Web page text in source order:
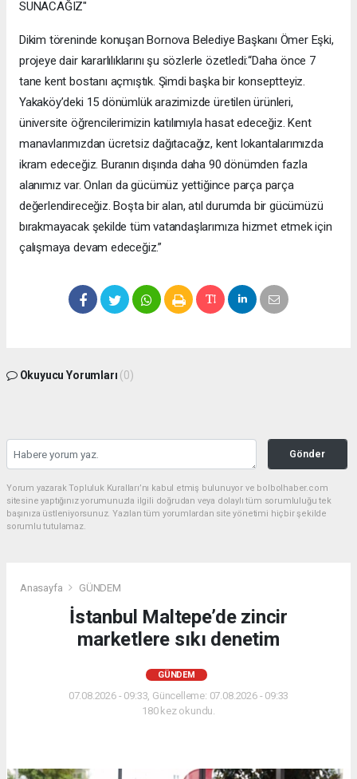
SUNACAĞIZ"
Dikim töreninde konuşan Bornova Belediye Başkanı Ömer Eşki,
projeye dair kararlılıklarını şu sözlerle özetledi:“Daha önce 7
tane kent bostanı açmıştık. Şimdi başka bir konseptteyiz.
Yakaköy’deki 15 dönümlük arazimizde üretilen ürünleri,
üniversite öğrencilerimizin katılımıyla hasat edeceğiz. Kent
manavlarımızdan ücretsiz dağıtacağız, kent lokantalarımızda
ikram edeceğiz. Buranın dışında daha 90 dönümden fazla
alanımız var. Onları da gücümüz yettiğince parça parça
değerlendireceğiz. Boşta bir alan, atıl durumda bir gücümüzü
bırakmayacak şekilde tüm vatandaşlarımıza hizmet etmek için
çalışmaya devam edeceğiz.”
Okuyucu Yorumları (0)
Gönder
Yorum yazarak Topluluk Kuralları’nı kabul etmiş bulunuyor ve bolbolhaber.com
sitesine yaptığınız yorumunuzla ilgili doğrudan veya dolaylı tüm sorumluluğu tek
başınıza üstleniyorsunuz. Yazılan tüm yorumlardan site yönetimi hiçbir şekilde
sorumlu tutulamaz.
Anasayfa GÜNDEM
İstanbul Maltepe’de zincir
marketlere sıkı denetim
GÜNDEM
07.08.2026 - 09:33, Güncelleme: 07.08.2026 - 09:33
180 kez okundu.